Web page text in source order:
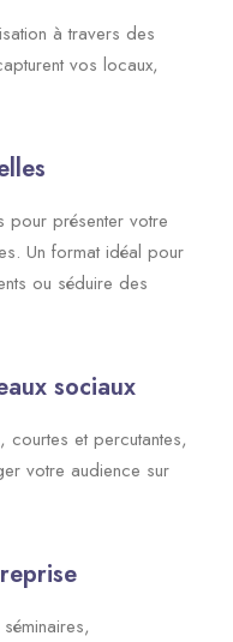
à travers des
vos locaux,
pour présenter votre
Un format idéal pour
ou séduire des
sociaux
et percutantes,
votre audience sur